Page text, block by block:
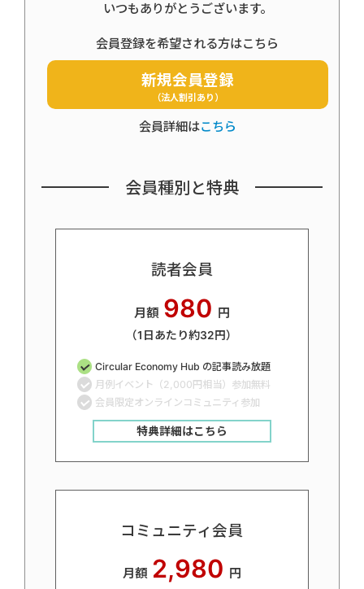
いつもありがとうございます。
会員登録を希望される方はこちら
新規会員登録
（法人割引あり）
会員詳細はこちら
会員種別と特典
読者会員
月額 980 円
（1日あたり約32円）
Circular Economy Hub の記事読み放題
月例イベント（2,000円相当）参加無料
会員限定オンラインコミュニティ参加
特典詳細はこちら
コミュニティ会員
月額 2,980 円